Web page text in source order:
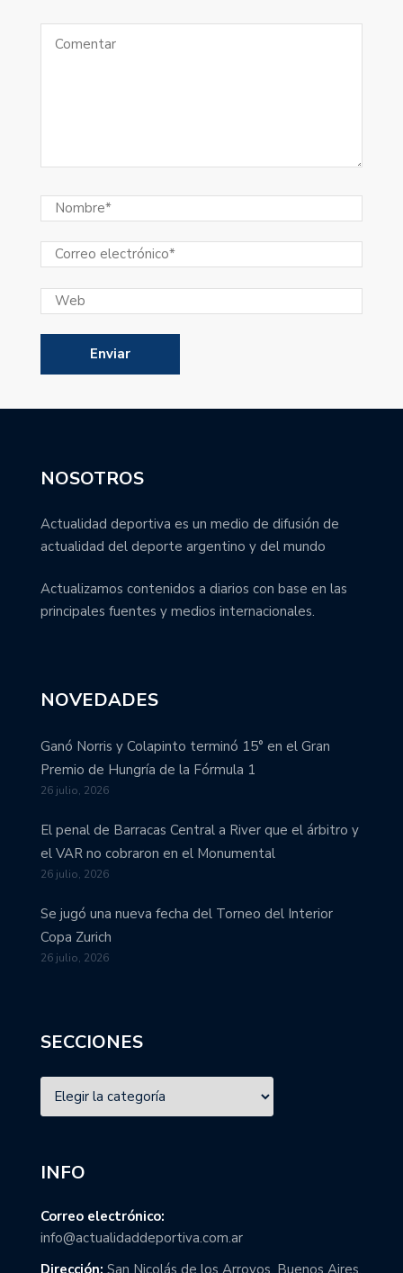
NOSOTROS
Actualidad deportiva es un medio de difusión de
actualidad del deporte argentino y del mundo
Actualizamos contenidos a diarios con base en las
principales fuentes y medios internacionales.
NOVEDADES
Ganó Norris y Colapinto terminó 15° en el Gran
Premio de Hungría de la Fórmula 1
26 julio, 2026
El penal de Barracas Central a River que el árbitro y
el VAR no cobraron en el Monumental
26 julio, 2026
Se jugó una nueva fecha del Torneo del Interior
Copa Zurich
26 julio, 2026
SECCIONES
INFO
Correo electrónico:
info@actualidaddeportiva.com.ar
Dirección: San Nicolás de los Arroyos, Buenos Aires,